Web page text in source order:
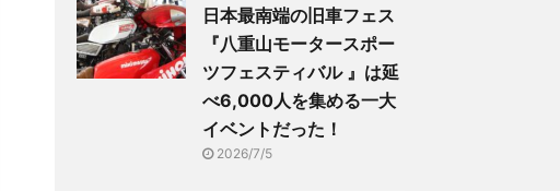
日本最南端の旧車フェス
『八重山モータースポー
ツフェスティバル 』は延
べ6,000人を集める一大
イベントだった！
2026/7/5